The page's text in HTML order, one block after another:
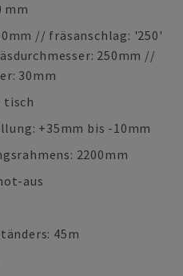
mm
// fräsanschlag: '250'
250mm //
30mm
tisch
+35mm bis -10mm
2200mm
aus
45m